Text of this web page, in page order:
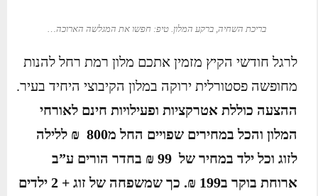
בריכת השחיה, ברקע המלון. טיפ: חפשו את המגלשה הארוכה…
לרגל חודשי הקיץ מזמין אתכם מלון רמת רחל להנות
מחופשה פסטורלית ירוקה במלון הקיבוצי היחיד בעיר.
ההצעה כוללת אטרקציות ופעילויות חינם לאורחי
המלון והכל במחירים שפויים החל מ800 ₪ ללילה
לזוג וכל ילד במחיר של 99 ₪ בחדר הורים ע”ב
ארוחת בוקר ב199 ₪. כך שמשפחה של זוג + 2 ילדים